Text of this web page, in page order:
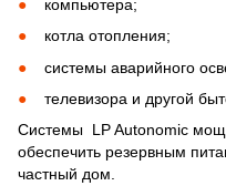
компьютера;
котла отопления;
системы аварийного
телевизора и другой
Системы LP Autonomic
обеспечить резервным
частный дом.